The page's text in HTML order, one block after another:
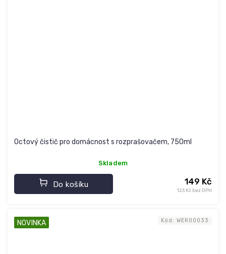
Octový čistič pro domácnost s rozprašovačem, 750ml
Skladem
123 Kč bez DPH
149 Kč
Do košíku
NOVINKA Kód: WER00033